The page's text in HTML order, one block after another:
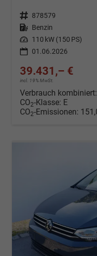
Fahrzeugnr. 878579
Kraftstoff Benzin
Leistung 110 kW (150 PS)
01.06.2026
39.431,– €
incl. 19% MwSt.
Verbrauch kombiniert:
CO2-Klasse: E
CO2-Emissionen: